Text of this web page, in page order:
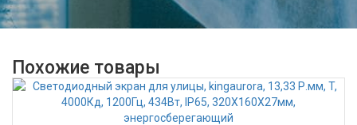
Похожие товары